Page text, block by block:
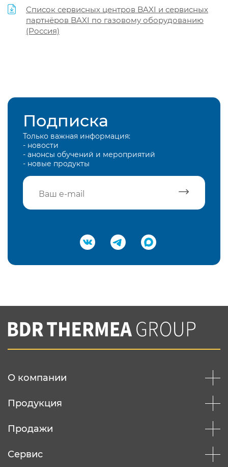
Список сервисных центров BAXI и сервисных
партнёров BAXI по газовому оборудованию
(Россия)
Подписка
Только важная информация:
- новости
- анонсы обучений и мероприятий
- новые продукты
Подтвердить e-mail
Вы соглашаетесь с нашей политикой
конфеденциальности
О компании
Продукция
Продажи
Сервис